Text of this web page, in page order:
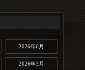
2026年6月
2026年3月